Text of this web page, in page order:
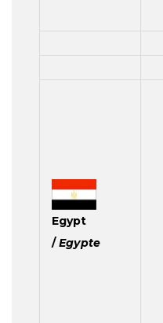
Egypt
/Egypte